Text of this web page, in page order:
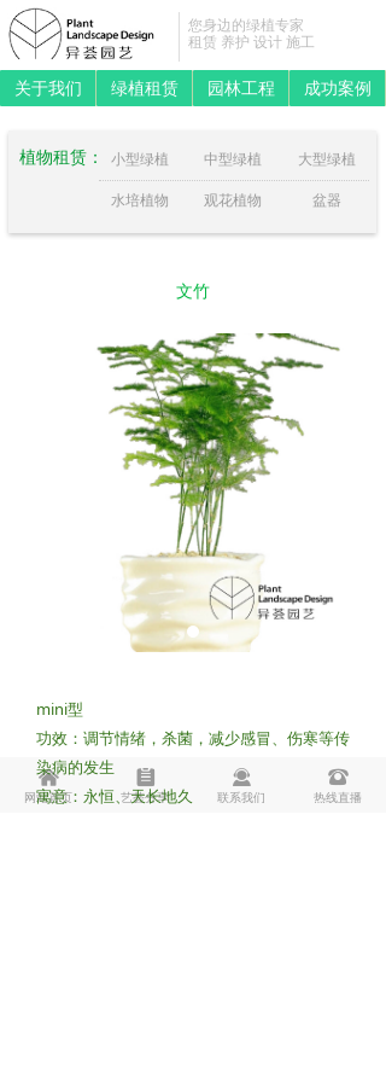
成功案例
园林工程
绿植租赁
关于我们
您身边的绿植专家
租赁 养护 设计 施工
植物租赁： 小型绿植 中型绿植
大型绿植
水培植物
观花植物 盆器
文竹
mini型
功效：调节情绪，杀菌，减少感冒、伤寒等传
染病的发生
寓意：永恒、天长地久
낀
网站首页
뀳
艺荟分享
끤
联系我们
뀰
热线直播